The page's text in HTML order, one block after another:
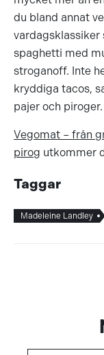
du bland annat
vardagsklassiker
spaghetti med
stroganoff. Inte
kryddiga tacos,
pajer och piroger.
Vegomat – från
pirog utkommer
Taggar
Madeleine Landley